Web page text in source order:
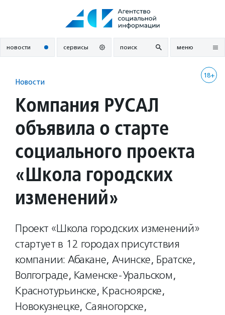
новости сервисы поиск меню
18+
Новости
Компания РУСАЛ
объявила о старте
социального проекта
«Школа городских
изменений»
Проект «Школа городских изменений»
стартует в 12 городах присутствия
компании: Абакане, Ачинске, Братске,
Волгограде, Каменске-Уральском,
Краснотурьинске, Красноярске,
Новокузнецке, Саяногорске,